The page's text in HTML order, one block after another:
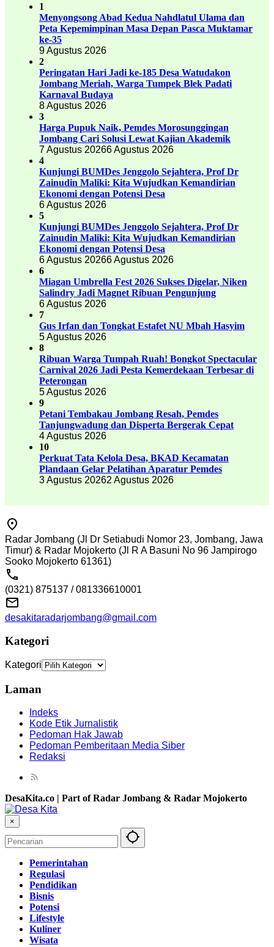
1
Menyongsong Abad Kedua Nahdlatul Ulama dan
Peta Kepemimpinan Masa Depan Pasca Muktamar
ke-35
9 Agustus 2026
2
Peringatan Hari Jadi ke-185 Desa Watudakon
Jombang Meriah, Warga Tumpek Blek Padati
Karnaval Budaya
8 Agustus 2026
3
Harga Pupuk Naik, Pemdes Morosunggingan
Jombang Cari Solusi Lewat Kajian Akademik
7 Agustus 20266 Agustus 2026
4
Kunjungi BUMDes Jenggolo Sejahtera, Prof Dr
Zainudin Maliki: Kita Wujudkan Kemandirian
Ekonomi dengan Potensi Desa
6 Agustus 2026
5
Kunjungi BUMDes Jenggolo Sejahtera, Prof Dr
Zainudin Maliki: Kita Wujudkan Kemandirian
Ekonomi dengan Potensi Desa
6 Agustus 20266 Agustus 2026
6
Miagan Umbrella Fest 2026 Sukses Digelar, Niken
Salindry Jadi Magnet Ribuan Pengunjung
6 Agustus 2026
7
Gus Irfan dan Tongkat Estafet NU Mbah Hasyim
5 Agustus 2026
8
Ribuan Warga Tumpah Ruah! Bongkot Spectacular
Carnival 2026 Jadi Pesta Kemerdekaan Terbesar di
Peterongan
5 Agustus 2026
9
Petani Tembakau Jombang Resah, Pemdes
Tanjungwadung dan Disperta Bergerak Cepat
4 Agustus 2026
10
Perkuat Tata Kelola Desa, BKAD Kecamatan
Plandaan Gelar Pelatihan Aparatur Pemdes
3 Agustus 20262 Agustus 2026
Radar Jombang (Jl Dr Setiabudi Nomor 23, Jombang, Jawa
Timur) & Radar Mojokerto (Jl R A Basuni No 96 Jampirogo
Sooko Mojokerto 61361)
(0321) 875137 / 081336610001
desakitaradarjombang@gmail.com
Kategori
Kategori
Laman
Indeks
Kode Etik Jurnalistik
Pedoman Hak Jawab
Pedoman Pemberitaan Media Siber
Redaksi
DesaKita.co | Part of Radar Jombang & Radar Mojokerto
×
Pemerintahan
Regulasi
Pendidikan
Bisnis
Potensi
Lifestyle
Kuliner
Wisata